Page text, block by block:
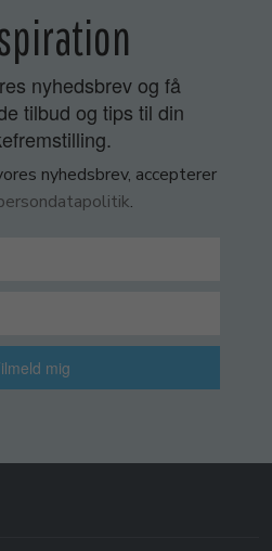
nyhedsbrev og få
tilbud og tips til din
nyhedsbrev, accepterer
.
mig